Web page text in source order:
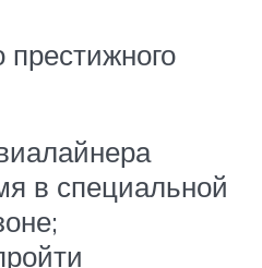
в специальной